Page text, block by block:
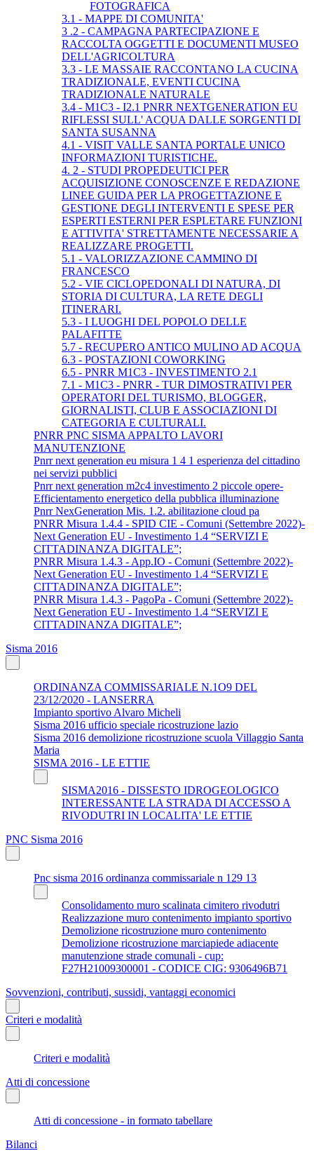
FOTOGRAFICA
3.1 - MAPPE DI COMUNITA'
3 .2 - CAMPAGNA PARTECIPAZIONE E
RACCOLTA OGGETTI E DOCUMENTI MUSEO
DELL'AGRICOLTURA
3.3 - LE MASSAIE RACCONTANO LA CUCINA
TRADIZIONALE, EVENTI CUCINA
TRADIZIONALE NATURALE
3.4 - M1C3 - I2.1 PNRR NEXTGENERATION EU
RIFLESSI SULL' ACQUA DALLE SORGENTI DI
SANTA SUSANNA
4.1 - VISIT VALLE SANTA PORTALE UNICO
INFORMAZIONI TURISTICHE.
4. 2 - STUDI PROPEDEUTICI PER
ACQUISIZIONE CONOSCENZE E REDAZIONE
LINEE GUIDA PER LA PROGETTAZIONE E
GESTIONE DEGLI INTERVENTI E SPESE PER
ESPERTI ESTERNI PER ESPLETARE FUNZIONI
E ATTIVITA' STRETTAMENTE NECESSARIE A
REALIZZARE PROGETTI.
5.1 - VALORIZZAZIONE CAMMINO DI
FRANCESCO
5.2 - VIE CICLOPEDONALI DI NATURA, DI
STORIA DI CULTURA, LA RETE DEGLI
ITINERARI.
5.3 - I LUOGHI DEL POPOLO DELLE
PALAFITTE
5.7 - RECUPERO ANTICO MULINO AD ACQUA
6.3 - POSTAZIONI COWORKING
6.5 - PNRR M1C3 - INVESTIMENTO 2.1
7.1 - M1C3 - PNRR - TUR DIMOSTRATIVI PER
OPERATORI DEL TURISMO, BLOGGER,
GIORNALISTI, CLUB E ASSOCIAZIONI DI
CATEGORIA E CULTURALI.
PNRR PNC SISMA APPALTO LAVORI
MANUTENZIONE
Pnrr next generation eu misura 1 4 1 esperienza del cittadino
nei servizi pubblici
Pnrr next generation m2c4 investimento 2 piccole opere-
Efficientamento energetico della pubblica illuminazione
Pnrr NexGeneration Mis. 1.2. abilitazione cloud pa
PNRR Misura 1.4.4 - SPID CIE - Comuni (Settembre 2022)-
Next Generation EU - Investimento 1.4 “SERVIZI E
CITTADINANZA DIGITALE”;
PNRR Misura 1.4.3 - App.IO - Comuni (Settembre 2022)-
Next Generation EU - Investimento 1.4 “SERVIZI E
CITTADINANZA DIGITALE”;
PNRR Misura 1.4.3 - PagoPa - Comuni (Settembre 2022)-
Next Generation EU - Investimento 1.4 “SERVIZI E
CITTADINANZA DIGITALE”;
Sisma 2016
ORDINANZA COMMISSARIALE N.1O9 DEL
23/12/2020 - LANSERRA
Impianto sportivo Alvaro Micheli
Sisma 2016 ufficio speciale ricostruzione lazio
Sisma 2016 demolizione ricostruzione scuola Villaggio Santa
Maria
SISMA 2016 - LE ETTIE
SISMA2016 - DISSESTO IDROGEOLOGICO
INTERESSANTE LA STRADA DI ACCESSO A
RIVODUTRI IN LOCALITA' LE ETTIE
PNC Sisma 2016
Pnc sisma 2016 ordinanza commissariale n 129 13
Consolidamento muro scalinata cimitero rivodutri
Realizzazione muro contenimento impianto sportivo
Demolizione ricostruzione muro contenimento
Demolizione ricostruzione marciapiede adiacente
manutenzione strade comunali - cup:
F27H21009300001 - CODICE CIG: 9306496B71
Sovvenzioni, contributi, sussidi, vantaggi economici
Criteri e modalità
Criteri e modalità
Atti di concessione
Atti di concessione - in formato tabellare
Bilanci